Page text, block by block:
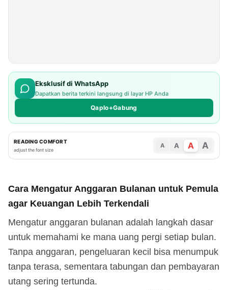
Eksklusif di WhatsApp
Dapatkan berita terkini langsung di layar HP Anda
Qaplo+Gabung
READING COMFORT
adjust the font size
A A A A
Cara Mengatur Anggaran Bulanan untuk Pemula
agar Keuangan Lebih Terkendali
Mengatur anggaran bulanan adalah langkah dasar
untuk memahami ke mana uang pergi setiap bulan.
Tanpa anggaran, pengeluaran kecil bisa menumpuk
tanpa terasa, sementara tabungan dan pembayaran
utang sering tertunda.